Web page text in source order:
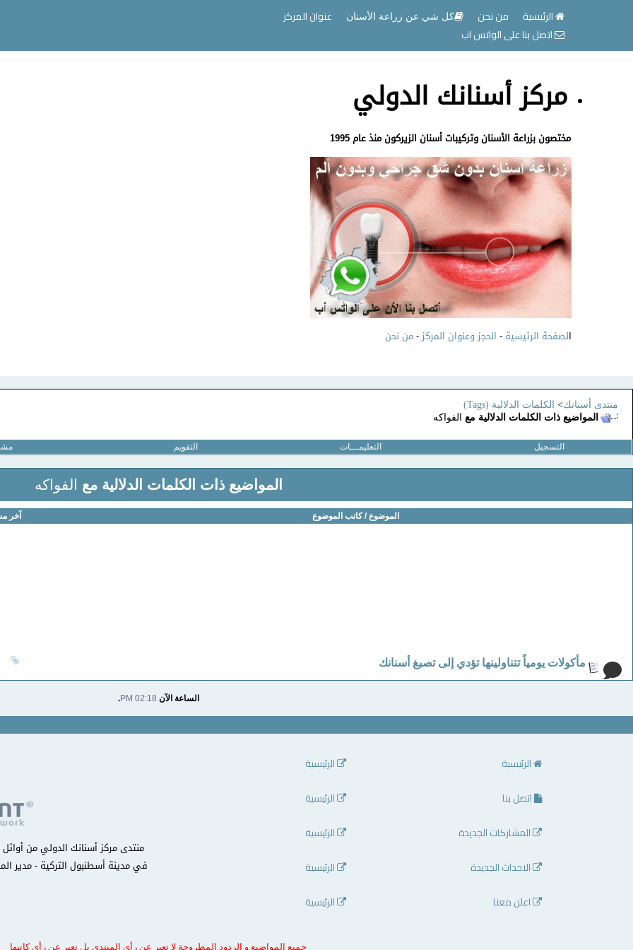
الرئيسية من نحن كل شي عن زراعة الأسنان
عنوان المركز
اتصل بنا على الواتس اب
مركز أسنانك الدولي
مختصون بزراعة الأسنان وتركيبات أسنان الزيركون منذ عام 1995
الصفحة الرئيسية - الحجز وعنوان المركز-من نحن
منتدى أسنانك> الكلمات الدلالية (Tags)
المواضيع ذات الكلمات الدلالية مع
الفواكه
التسجيل التعليمـــات التقويم
المواضيع ذات الكلمات الدلالية مع الفواكه
الموضوع / كاتب الموضوع آخر
مأكولات يومياً تتناولينها تؤدي إلى تصبغ أسنانك
الساعة الآن 02:18 PM
.
الرئيسية
اتصل بنا
المشاركات الجديدة
الاحداث الجديدة
اعلن معنا
الرئيسية
الرئيسية
الرئيسية
الرئيسية
الرئيسية
في مدينة أسطنبول التركية - مدير
جميع المواضيع و الردود المطروحة لا تعبر عن رأي المنتدى بل تعبر عن رأي كاتبها